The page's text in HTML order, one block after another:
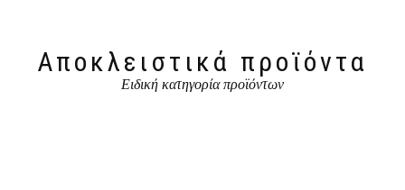
Αποκλειστικά προϊόντα
Ειδική κατηγορία προϊόντων